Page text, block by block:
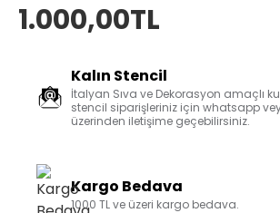
1.000,00TL
Kalın Stencil
İtalyan Sıva ve Dekorasyon amaçlı
stencil siparişleriniz için whatsapp
üzerinden iletişime geçebilirsiniz.
Kargo Bedava
1000 TL ve üzeri kargo bedava.